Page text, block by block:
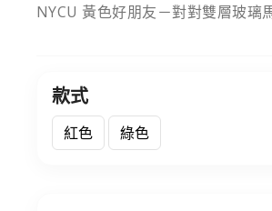
NYCU 黃色好朋友－對對雙層玻璃
款式
紅色 綠色